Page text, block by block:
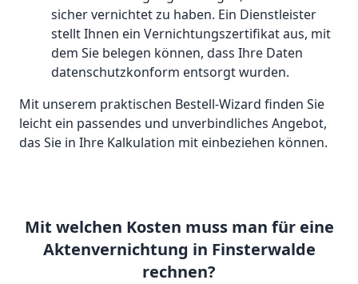
sicher vernichtet zu haben. Ein Dienstleister
stellt Ihnen ein Vernichtungszertifikat aus, mit
dem Sie belegen können, dass Ihre Daten
datenschutzkonform entsorgt wurden.
Mit unserem praktischen Bestell-Wizard finden Sie
leicht ein passendes und unverbindliches Angebot,
das Sie in Ihre Kalkulation mit einbeziehen können.
Mit welchen Kosten muss man für eine
Aktenvernichtung in Finsterwalde
rechnen?